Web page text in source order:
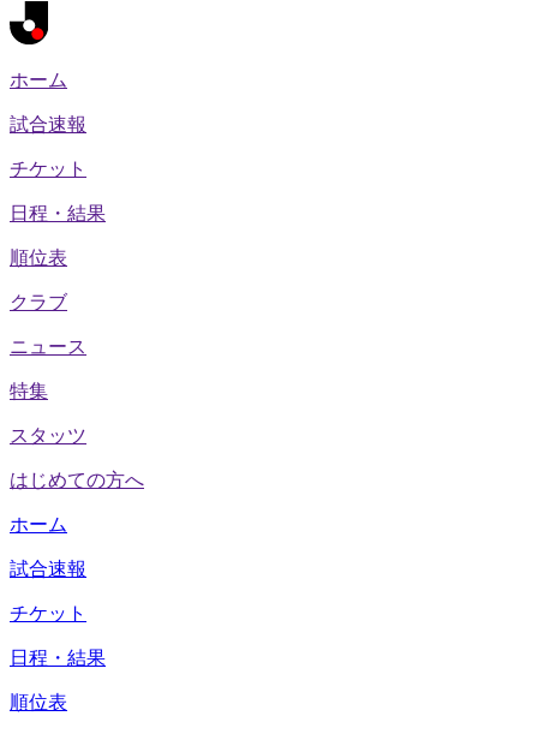
ホーム
試合速報
チケット
日程・結果
順位表
クラブ
ニュース
特集
スタッツ
はじめての方へ
ホーム
試合速報
チケット
日程・結果
順位表